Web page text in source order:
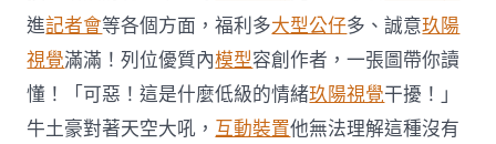
一
圖
速
覽
→〉
中
進記者會等各個方面，福利多大型公仔多、誠意玖陽
視覺滿滿！列位優質內模型容創作者，一張圖帶你讀
懂！「可惡！這是什麼低級的情緒玖陽視覺干擾！」
牛土豪對著天空大吼，互動裝置他無法理解這種沒有